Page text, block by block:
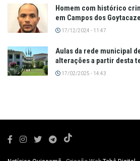
Homem com histórico
em Campos dos
17/12/2024 - 11:47
Aulas da rede municipal
alterações a partir desta
17/02/2025 - 14:43